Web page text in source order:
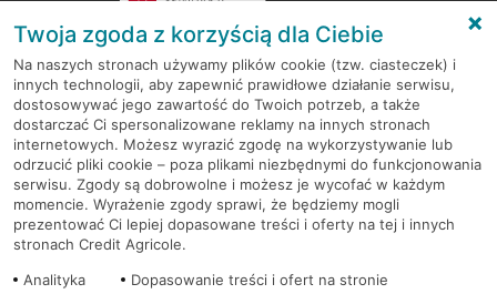
RODO
Regulamin serwisu
Mapa serwisu
PolitykaCookies
Twoja zgoda z korzyścią dla Ciebie
Na naszych stronach używamy plików cookie (tzw. ciasteczek) i
innych technologii, aby zapewnić prawidłowe działanie serwisu,
dostosowywać jego zawartość do Twoich potrzeb, a także
dostarczać Ci spersonalizowane reklamy na innych stronach
internetowych. Możesz wyrazić zgodę na wykorzystywanie lub
odrzucić pliki cookie – poza plikami niezbędnymi do funkcjonowania
serwisu. Zgody są dobrowolne i możesz je wycofać w każdym
momencie. Wyrażenie zgody sprawi, że będziemy mogli
prezentować Ci lepiej dopasowane treści i oferty na tej i innych
stronach Credit Agricole.
Analityka
Dopasowanie treści i ofert na stronie